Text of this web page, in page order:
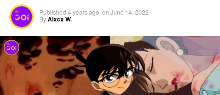
Published 4 years ago on June 14, 2022
ByAlxcx W.